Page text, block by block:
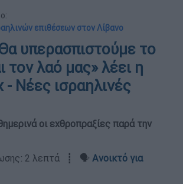
επιθέσεων στον Λίβανο
υπερασπιστούμε το
τον λαό μας» λέει η
Νέες ισραηλινές
οι εχθροπραξίες παρά την
2 λεπτά ┋ 🗣️ Ανοικτό για